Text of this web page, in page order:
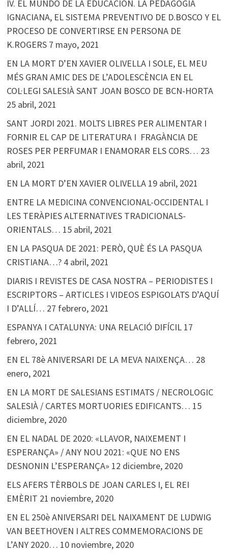
IV. EL MUNDO DE LA EDUCACIÓN. LA PEDAGOGÍA
IGNACIANA, EL SISTEMA PREVENTIVO DE D.BOSCO Y EL
PROCESO DE CONVERTIRSE EN PERSONA DE
K.ROGERS 7 mayo, 2021
EN LA MORT D’EN XAVIER OLIVELLA I SOLE, EL MEU
MÉS GRAN AMIC DES DE L’ADOLESCÈNCIA EN EL
COL·LEGI SALESIÀ SANT JOAN BOSCO DE BCN-HORTA
25 abril, 2021
SANT JORDI 2021. MOLTS LIBRES PER ALIMENTAR I
FORNIR EL CAP DE LITERATURA I FRAGÀNCIA DE
ROSES PER PERFUMAR I ENAMORAR ELS CORS… 23
abril, 2021
EN LA MORT D’EN XAVIER OLIVELLA 19 abril, 2021
ENTRE LA MEDICINA CONVENCIONAL-OCCIDENTAL I
LES TERÀPIES ALTERNATIVES TRADICIONALS-
ORIENTALS… 15 abril, 2021
EN LA PASQUA DE 2021: PERÒ, QUÈ ÉS LA PASQUA
CRISTIANA…? 4 abril, 2021
DIARIS I REVISTES DE CASA NOSTRA – PERIODISTES I
ESCRIPTORS – ARTICLES I VIDEOS ESPIGOLATS D’AQUÍ
I D’ALLÍ… 27 febrero, 2021
ESPANYA I CATALUNYA: UNA RELACIÓ DIFÍCIL 17
febrero, 2021
EN EL 78è ANIVERSARI DE LA MEVA NAIXENÇA… 28
enero, 2021
EN LA MORT DE SALESIANS ESTIMATS / NECROLOGIC
SALESIÀ / CARTES MORTUORIES EDIFICANTS… 15
diciembre, 2020
EN EL NADAL DE 2020: «LLAVOR, NAIXEMENT I
ESPERANÇA» / ANY NOU 2021: «QUE NO ENS
DESNONIN L’ESPERANÇA» 12 diciembre, 2020
ELS AFERS TÈRBOLS DE JOAN CARLES I, EL REI
EMÈRIT 21 noviembre, 2020
EN EL 250è ANIVERSARI DEL NAIXAMENT DE LUDWIG
VAN BEETHOVEN I ALTRES COMMEMORACIONS DE
L’ANY 2020… 10 noviembre, 2020